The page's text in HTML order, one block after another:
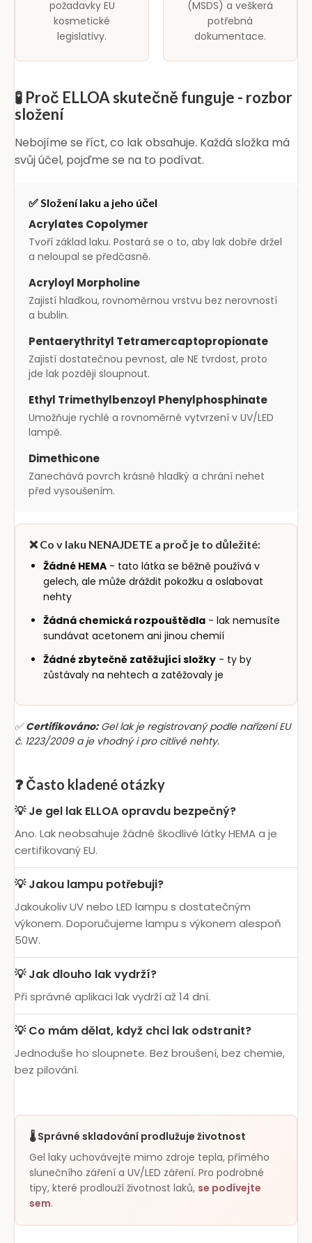
požadavky EU
kosmetické
legislativy.
(MSDS) a veškerá
potřebná
dokumentace.
🧪 Proč ELLOA skutečně funguje - rozbor
složení
Nebojíme se říct, co lak obsahuje. Každá složka má
svůj účel, pojďme se na to podívat.
✅ Složení laku a jeho účel
Acrylates Copolymer
Tvoří základ laku. Postará se o to, aby lak dobře držel
a neloupal se předčasně.
Acryloyl Morpholine
Zajistí hladkou, rovnoměrnou vrstvu bez nerovností
a bublin.
Pentaerythrityl Tetramercaptopropionate
Zajistí dostatečnou pevnost, ale NE tvrdost, proto
jde lak později sloupnout.
Ethyl Trimethylbenzoyl Phenylphosphinate
Umožňuje rychlé a rovnoměrné vytvrzení v UV/LED
lampě.
Dimethicone
Zanechává povrch krásně hladký a chrání nehet
před vysoušením.
❌ Co v laku NENAJDETE a proč je to důležité:
Žádné HEMA - tato látka se běžně používá v
gelech, ale může dráždit pokožku a oslabovat
nehty
Žádná chemická rozpouštědla - lak nemusíte
sundávat acetonem ani jinou chemií
Žádné zbytečně zatěžující složky - ty by
zůstávaly na nehtech a zatěžovaly je
✅Certifikováno:Gel lak je registrovaný podle nařízení EU
č. 1223/2009 a je vhodný i pro citlivé nehty.
❓ Často kladené otázky
💡 Je gel lak ELLOA opravdu bezpečný?
Ano. Lak neobsahuje žádné škodlivé látky HEMA a je
certifikovaný EU.
💡 Jakou lampu potřebuji?
Jakoukoliv UV nebo LED lampu s dostatečným
výkonem. Doporučujeme lampu s výkonem alespoň
50W.
💡 Jak dlouho lak vydrží?
Při správné aplikaci lak vydrží až 14 dní.
💡 Co mám dělat, když chci lak odstranit?
Jednoduše ho sloupnete. Bez broušení, bez chemie,
bez pilování.
🌡️ Správné skladování prodlužuje životnost
Gel laky uchovávejte mimo zdroje tepla, přímého
slunečního záření a UV/LED záření. Pro podrobné
tipy, které prodlouží životnost laků, se podívejte
sem.